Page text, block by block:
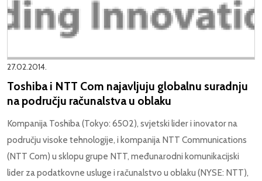
27.02.2014.
Toshiba i NTT Com najavljuju globalnu suradnju
na području računalstva u oblaku
Kompanija Toshiba (Tokyo: 6502), svjetski lider i inovator na
području visoke tehnologije, i kompanija NTT Communications
(NTT Com) u sklopu grupe NTT, međunarodni komunikacijski
lider za podatkovne usluge i računalstvo u oblaku (NYSE: NTT),